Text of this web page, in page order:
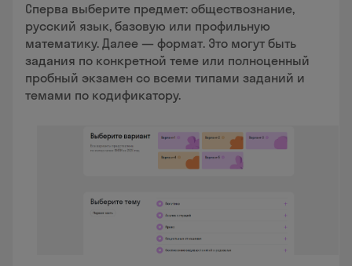
Сперва выберите предмет: обществознание,
русский язык, базовую или профильную
математику. Далее — формат. Это могут быть
задания по конкретной теме или полноценный
пробный экзамен со всеми типами заданий и
темами по кодификатору.